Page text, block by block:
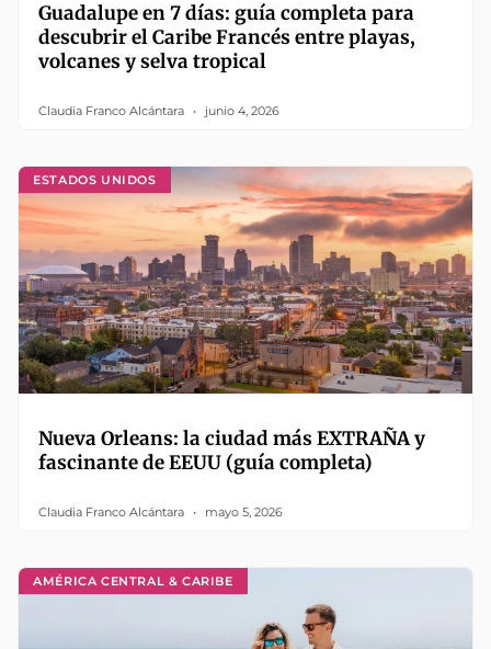
Guadalupe en 7 días: guía completa para
descubrir el Caribe Francés entre playas,
volcanes y selva tropical
Claudia Franco Alcántara junio 4, 2026
ESTADOS UNIDOS
Nueva Orleans: la ciudad más EXTRAÑA y
fascinante de EEUU (guía completa)
Claudia Franco Alcántara mayo 5, 2026
AMÉRICA CENTRAL & CARIBE